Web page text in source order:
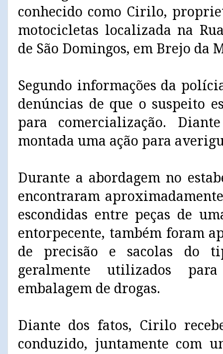
conhecido como Cirilo,
motocicletas localizada na
de São Domingos, em Brejo da
Segundo informações da
denúncias de que o suspeito
para comercialização.
montada uma ação para
Durante a abordagem no
encontraram
escondidas entre peças de
entorpecente, também foram
de precisão e sacolas do
geralmente utilizados
embalagem de drogas.
Diante dos fatos, Cirilo
conduzido, juntamente com